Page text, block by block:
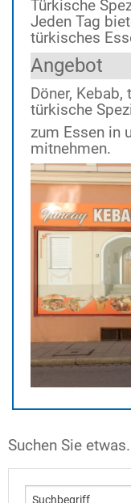
Türkische
Jeden Tag
türkisches
Angebot
Döner,
türkische
zum Essen in
mitnehmen.
Suchen Sie